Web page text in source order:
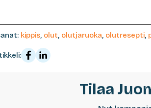
kippis, olut, olutjaruoka, olutresepti,
Tilaa